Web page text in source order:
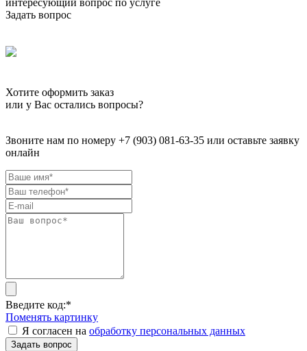
интересующий вопрос по услуге
Задать вопрос
Хотите оформить заказ
или у Вас остались вопросы?
Звоните нам по номеру +7 (903) 081-63-35 или оставьте заявку
онлайн
Введите код:*
Поменять картинку
Я согласен на обработку персональных данных
Задать вопрос